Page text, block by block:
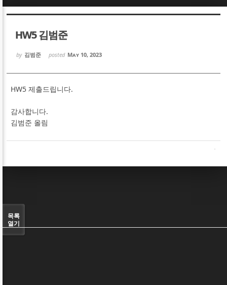
HW5 김범준
by 김범준 posted May 10, 2023
HW5 제출드립니다.
감사합니다.
김범준 올림
목록
열기
Sketchbook5, 스케치북5
Sketchbook5, 스케치북5
Sketchbook5, 스케치북5
Sketchbook5, 스케치북5